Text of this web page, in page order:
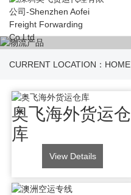
CURRENT LOCATION： HOME
奥飞海外货运仓
库
View Details